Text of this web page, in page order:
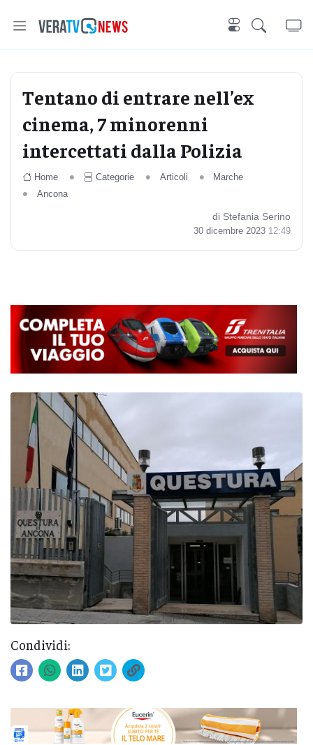
Tentano di entrare nell’ex
cinema, 7 minorenni
intercettati dalla Polizia
Home Categorie Articoli
Marche
Ancona
di Stefania Serino
30 dicembre 2023 12:49
Condividi: